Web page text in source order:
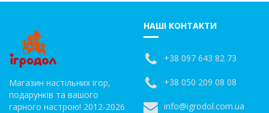
Магазин настільних ігор,
подарунків та вашого
гарного настрою! 2012-2026
НАШІ КОНТАКТИ
+38 097 643 82 73
+38 050 209 08 08
info@igrodol.com.ua